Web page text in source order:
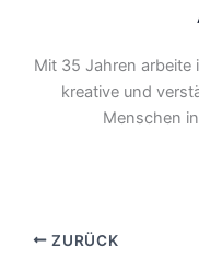
Mit 35 Jahren arbeite
kreative und
Menschen
ZURÜCK